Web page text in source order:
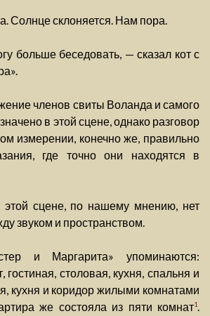
Солнце склоняется. Нам пора.
больше беседовать, — сказал кот с
членов свиты Воланда и самого
в этой сцене, однако разговор
измерении, конечно же, правильно
где точно они находятся в
этой сцене, по нашему мнению, нет
звуком и пространством.
и Маргарита» упоминаются:
гостиная, столовая, кухня, спальня и
кухня и коридор жилыми комнатами
же состояла из пяти комнат1.